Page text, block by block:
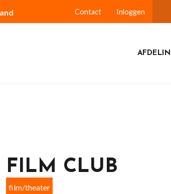
Contact Inloggen
FILM CLUB
film/theater